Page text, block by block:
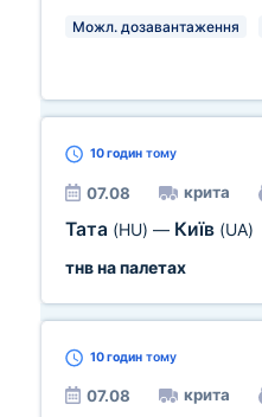
Можл. дозавантаження
10 годин тому
07.08 крита
Тата (HU) — Київ (UA)
тнв на палетах
10 годин тому
07.08 крита